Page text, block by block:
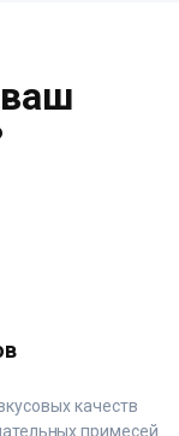
качеств
примесей